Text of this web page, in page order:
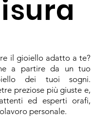
il gioiello adatto a te?
a partire da un tuo
dei tuoi sogni.
preziose più giuste e,
ed esperti orafi,
personale.